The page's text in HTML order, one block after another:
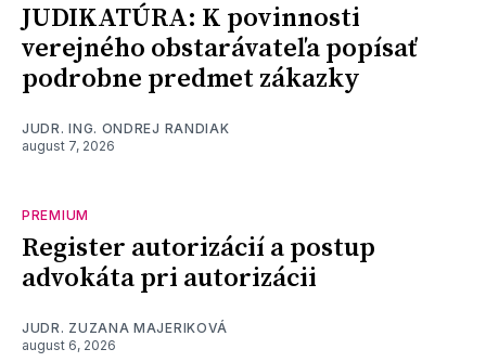
JUDIKATÚRA: K povinnosti
verejného obstarávateľa popísať
podrobne predmet zákazky
JUDR. ING. ONDREJ RANDIAK
august 7, 2026
PREMIUM
Register autorizácií a postup
advokáta pri autorizácii
JUDR. ZUZANA MAJERIKOVÁ
august 6, 2026